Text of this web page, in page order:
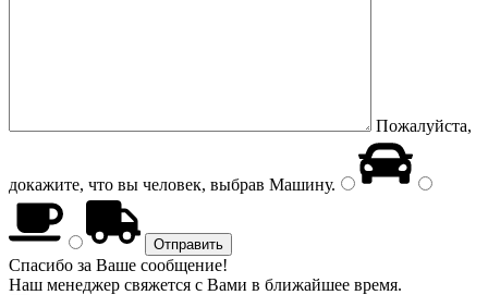
Пожалуйста,
докажите, что вы человек, выбрав Машину.
Спасибо за Ваше сообщение!
Наш менеджер свяжется с Вами в ближайшее время.